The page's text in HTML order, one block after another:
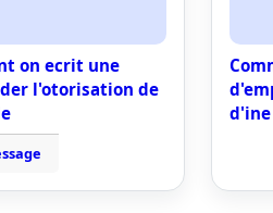
on ecrit une
l'otorisation de